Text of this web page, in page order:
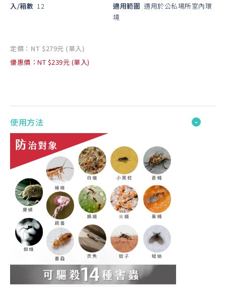
入/箱數 12
適用範圍 適用於公私場所室內環
境
定價：NT $279元 (單入)
優惠價：NT $239元 (單入)
使用方法